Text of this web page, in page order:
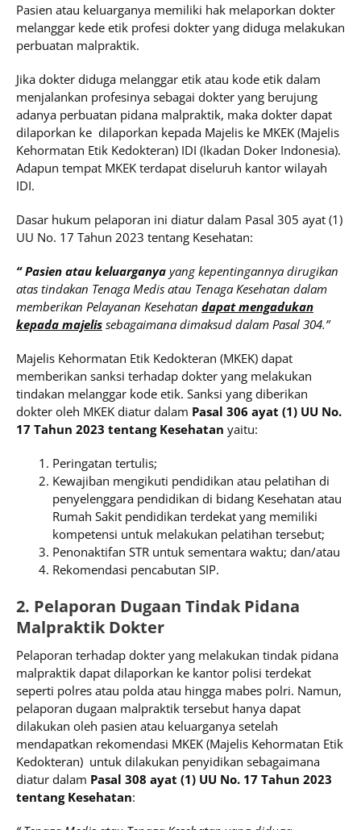
Pasien atau keluarganya memiliki hak melaporkan dokter
melanggar kede etik profesi dokter yang diduga melakukan
perbuatan malpraktik.
Jika dokter diduga melanggar etik atau kode etik dalam
menjalankan profesinya sebagai dokter yang berujung
adanya perbuatan pidana malpraktik, maka dokter dapat
dilaporkan ke dilaporkan kepada Majelis ke MKEK (Majelis
Kehormatan Etik Kedokteran) IDI (Ikadan Doker Indonesia).
Adapun tempat MKEK terdapat diseluruh kantor wilayah
IDI.
Dasar hukum pelaporan ini diatur dalam Pasal 305 ayat (1)
UU No. 17 Tahun 2023 tentang Kesehatan:
“ Pasien atau keluarganya yang kepentingannya dirugikan
atas tindakan Tenaga Medis atau Tenaga Kesehatan dalam
memberikan Pelayanan Kesehatan dapat mengadukan
kepada majelis sebagaimana dimaksud dalam Pasal 304.”
Majelis Kehormatan Etik Kedokteran (MKEK) dapat
memberikan sanksi terhadap dokter yang melakukan
tindakan melanggar kode etik. Sanksi yang diberikan
dokter oleh MKEK diatur dalam Pasal 306 ayat (1) UU No.
17 Tahun 2023 tentang Kesehatan yaitu:
Peringatan tertulis;
Kewajiban mengikuti pendidikan atau pelatihan di
penyelenggara pendidikan di bidang Kesehatan atau
Rumah Sakit pendidikan terdekat yang memiliki
kompetensi untuk melakukan pelatihan tersebut;
Penonaktifan STR untuk sementara waktu; dan/atau
Rekomendasi pencabutan SIP.
2. Pelaporan Dugaan Tindak Pidana
Malpraktik Dokter
Pelaporan terhadap dokter yang melakukan tindak pidana
malpraktik dapat dilaporkan ke kantor polisi terdekat
seperti polres atau polda atau hingga mabes polri. Namun,
pelaporan dugaan malpraktik tersebut hanya dapat
dilakukan oleh pasien atau keluarganya setelah
mendapatkan rekomendasi MKEK (Majelis Kehormatan Etik
Kedokteran) untuk dilakukan penyidikan sebagaimana
diatur dalam Pasal 308 ayat (1) UU No. 17 Tahun 2023
tentang Kesehatan: